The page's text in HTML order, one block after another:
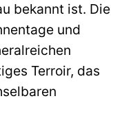
bekannt ist. Die
und
Terroir, das